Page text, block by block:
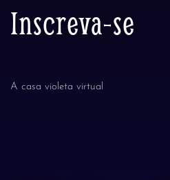
Inscreva-se
A casa violeta virtual